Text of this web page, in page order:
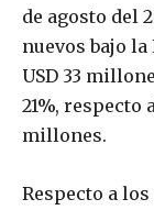
de agosto del
nuevos bajo
USD 33
21%, respecto
millones.
Respecto a